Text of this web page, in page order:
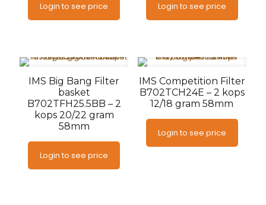
Login to see price Login to see price
IMS Big Bang Filter
basket
B702TFH25.5BB – 2
kops 20/22 gram
58mm
Login to see price
IMS Competition Filter
B702TCH24E – 2 kops
12/18 gram 58mm
Login to see price